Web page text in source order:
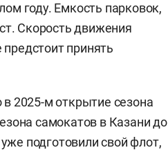
году. Емкость парковок,
Скорость движения
принять
2025-м открытие сезона
самокатов в Казани до
подготовили свой флот,